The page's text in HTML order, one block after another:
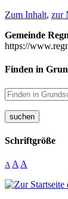
Zum Inhalt, zur
Gemeinde
https://
Finden in
suchen
Schriftgröße
A A A